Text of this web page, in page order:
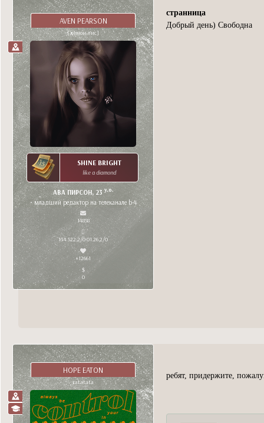
AVEN PEARSON
[демон-лис]
SHINE BRIGHT
like a diamond
АВА ПИРСОН, 23y.o.
• младший редактор на телеканале b-4
14858
134 522,2/0 01.26,2/0
+12661
0
странница
Добрый день) Свободна
HOPE EATON
ratatata
ребят, придержите,